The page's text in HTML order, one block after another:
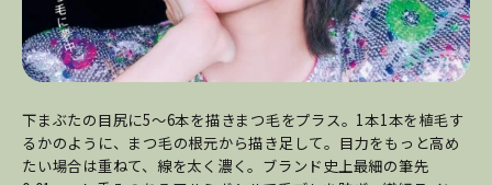
下まぶたの目尻に5〜6本を描きまつ毛をプラス。1本1本を植毛す
るかのように、まつ毛の根元から描き足して。目力をもっと高め
たい場合は重ねて、線を太く濃く。ブランド史上最細の筆先